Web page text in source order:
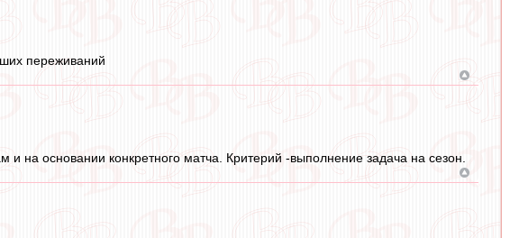
переживаний
на основании конкретного матча. Критерий -выполнение задача на сезон.